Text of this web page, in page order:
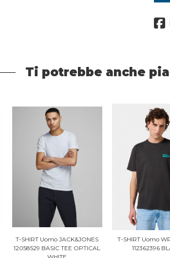
Ti potrebbe anche
T-SHIRT Uomo JACK&JONES
12058529 BASIC TEE OPTICAL
T-SHIRT Uomo
112362396